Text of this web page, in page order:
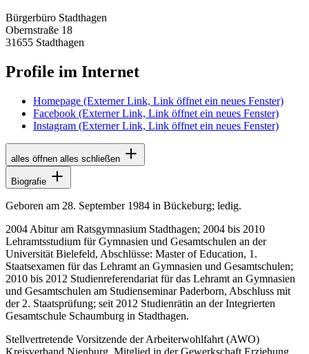
Bürgerbüro Stadthagen
Obernstraße 18
31655 Stadthagen
Profile im Internet
Homepage (Externer Link, Link öffnet ein neues Fenster)
Facebook (Externer Link, Link öffnet ein neues Fenster)
Instagram (Externer Link, Link öffnet ein neues Fenster)
alles öffnen alles schließen
Biografie
Geboren am 28. September 1984 in Bückeburg; ledig.
2004 Abitur am Ratsgymnasium Stadthagen; 2004 bis 2010
Lehramtsstudium für Gymnasien und Gesamtschulen an der
Universität Bielefeld, Abschlüsse: Master of Education, 1.
Staatsexamen für das Lehramt an Gymnasien und Gesamtschulen;
2010 bis 2012 Studienreferendariat für das Lehramt an Gymnasien
und Gesamtschulen am Studienseminar Paderborn, Abschluss mit
der 2. Staatsprüfung; seit 2012 Studienrätin an der Integrierten
Gesamtschule Schaumburg in Stadthagen.
Stellvertretende Vorsitzende der Arbeiterwohlfahrt (AWO)